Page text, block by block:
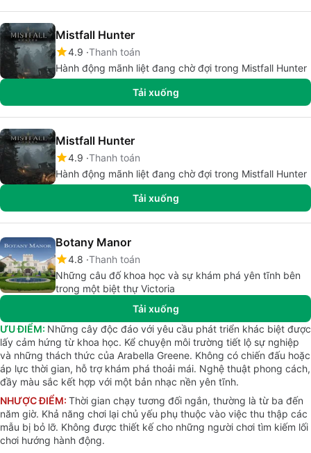
Mistfall Hunter
4.9 Thanh toán
Hành động mãnh liệt đang chờ đợi trong Mistfall Hunter
Tải xuống
Mistfall Hunter
4.9 Thanh toán
Hành động mãnh liệt đang chờ đợi trong Mistfall Hunter
Tải xuống
Botany Manor
4.8 Thanh toán
Những câu đố khoa học và sự khám phá yên tĩnh bên
trong một biệt thự Victoria
Tải xuống
ƯU ĐIỂM: Những cây độc đáo với yêu cầu phát triển khác biệt được
lấy cảm hứng từ khoa học. Kể chuyện môi trường tiết lộ sự nghiệp
và những thách thức của Arabella Greene. Không có chiến đấu hoặc
áp lực thời gian, hỗ trợ khám phá thoải mái. Nghệ thuật phong cách,
đầy màu sắc kết hợp với một bản nhạc nền yên tĩnh.
NHƯỢC ĐIỂM: Thời gian chạy tương đối ngắn, thường là từ ba đến
năm giờ. Khả năng chơi lại chủ yếu phụ thuộc vào việc thu thập các
mẫu bị bỏ lỡ. Không được thiết kế cho những người chơi tìm kiếm lối
chơi hướng hành động.